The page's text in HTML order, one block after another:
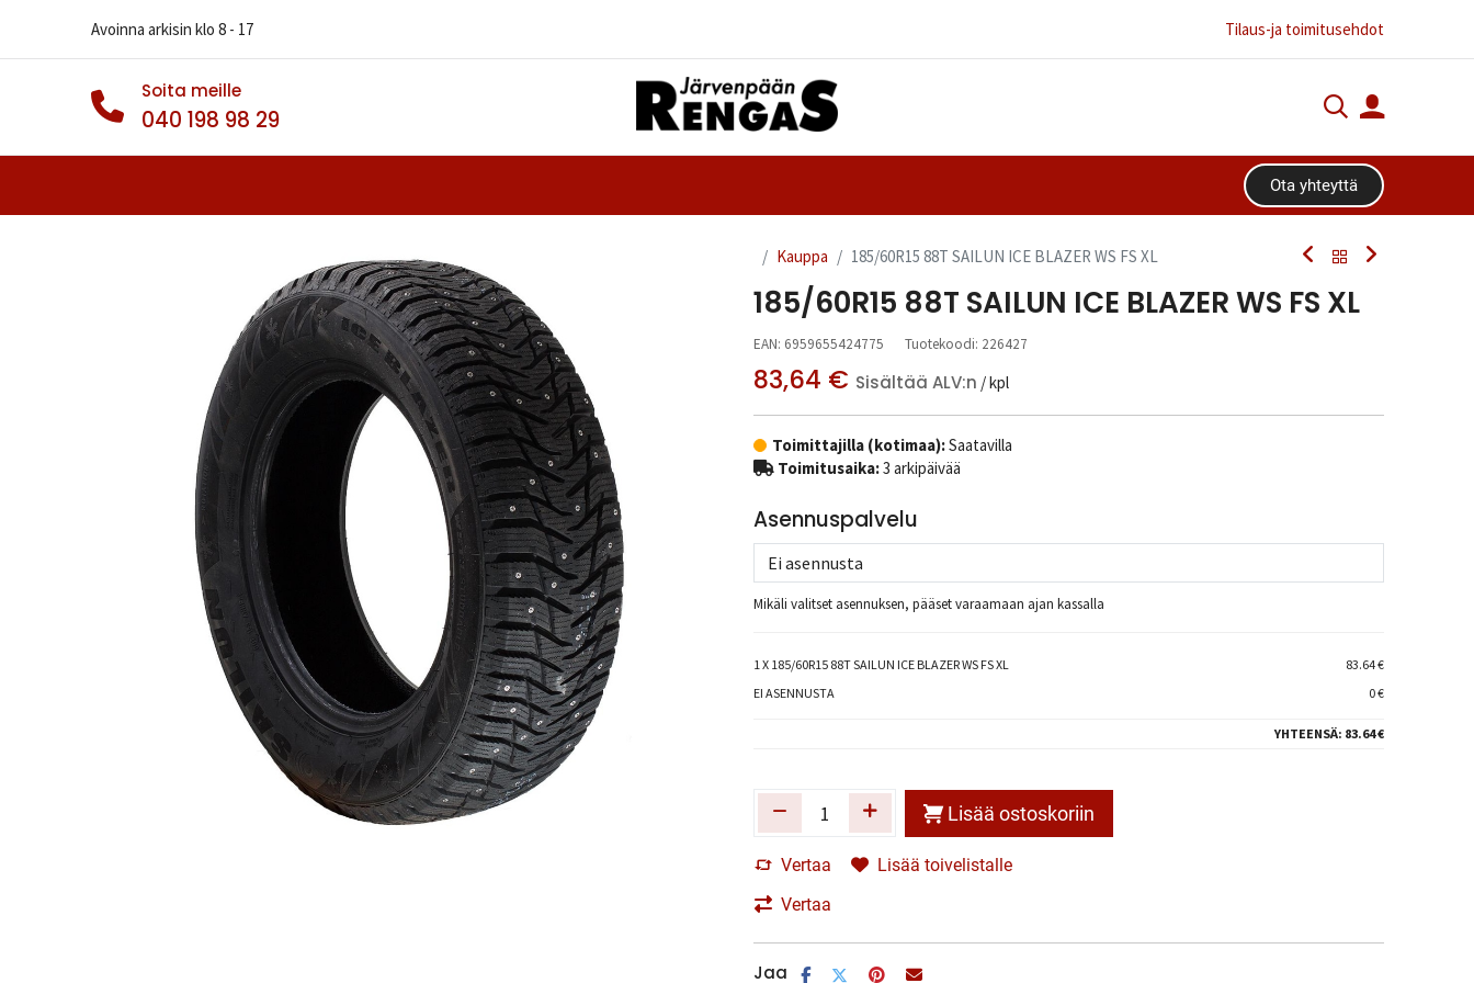
Avoinna arkisin klo 8 - 17 Tilaus-ja toimitusehdot
Soita meille
040 198 98 29
Ota yhteyttä​​​​
Kauppa 185/60R15 88T SAILUN ICE BLAZER WS FS XL
185/60R15 88T SAILUN ICE BLAZER WS FS XL
EAN: 6959655424775 Tuotekoodi: 226427
83,64 € Sisältää ALV:n / kpl
Toimittajilla (kotimaa):Saatavilla
Toimitusaika:3 arkipäivää
Asennuspalvelu
Mikäli valitset asennuksen, pääset varaamaan ajan kassalla
1X 185/60R15 88T SAILUN ICE BLAZER WS FS XL
83.64 €
EI ASENNUSTA
0 €
YHTEENSÄ: 83.64 €
Lisää ostoskoriin
Vertaa
Lisää toivelistalle
Vertaa
Jaa